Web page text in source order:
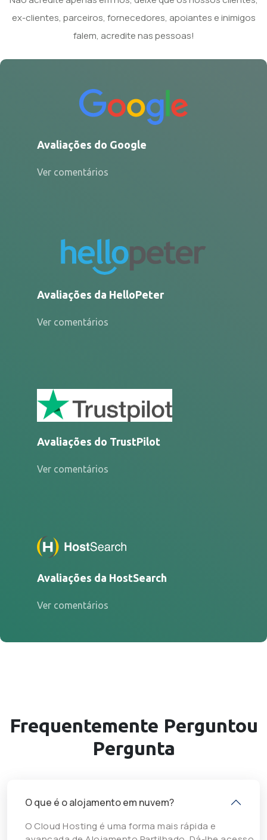
ex-clientes, parceiros, fornecedores, apoiantes e inimigos
falem, acredite nas pessoas!
Avaliações do Google
Ver comentários
Avaliações da HelloPeter
Ver comentários
Avaliações do TrustPilot
Ver comentários
Avaliações da HostSearch
Ver comentários
Frequentemente Perguntou
Pergunta
O que é o alojamento em nuvem?
O Cloud Hosting é uma forma mais rápida e